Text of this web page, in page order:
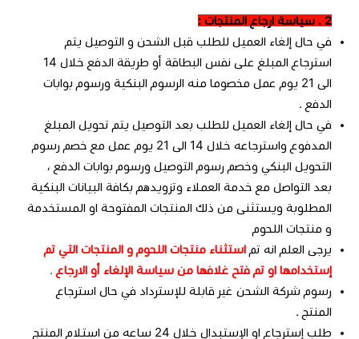
2 . سياسة ارجاع المنتجات :
في حال إلغاء العميل للطلب قبل الشحن و التوصيل يتم
استرجاع المبلغ على نفس البطاقة أو طريقة الدفع خلال 14
الى 21 يوم عمل مخصوما منه الرسوم البنكية ورسوم بوابات
الدفع .
في حال إلغاء العميل للطلب بعد التوصيل يتم تحويل المبلغ
المدفوع واسترجاعه خلال 14 الى 21 يوم عمل مع خصم رسوم
التحويل البنكي وخصم رسوم التوصيل ورسوم بوابات الدفع ،
بعد التواصل مع خدمة العملاء وتزويدهم بكافة البيانات البنكية
المطلوبة ويستثنى من ذلك المنتجات المفتوحة او المستخدمة
و منتجات اللحوم
يرجى العلم انه تم استثناء منتجات اللحوم و المنتجات التي تم
إستخدامها او تم فتح غلافها من سياسة الإلغاء أو الارجاع .
رسوم شركة الشحن غير قابلة للإسترداد في حال استرجاع
المنتج .
طلب إسترجاع او الإستبدال خلال 24 ساعه من استلام المنتج